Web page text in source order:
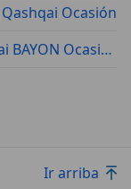
Ocasión
Hyundai BAYON Ocasión
Ir arriba